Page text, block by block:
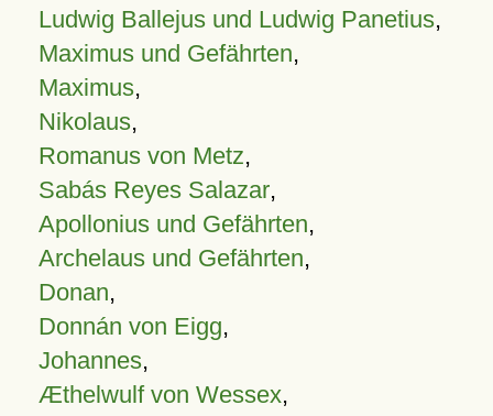
Ludwig Ballejus und Ludwig Panetius,
Maximus und Gefährten,
Maximus,
Nikolaus,
Romanus von Metz,
Sabás Reyes Salazar,
Apollonius und Gefährten,
Archelaus und Gefährten,
Donan,
Donnán von Eigg,
Johannes,
Æthelwulf von Wessex,